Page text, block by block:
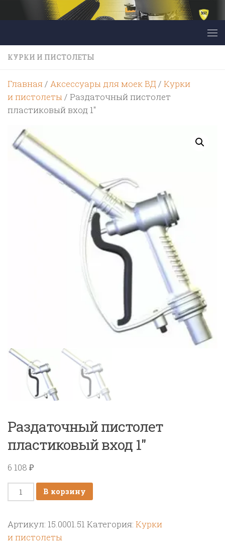
Перейти к содержимому
КУРКИ И ПИСТОЛЕТЫ
Главная/ Аксессуары для моек ВД / Курки
и пистолеты/ Раздаточный пистолет
пластиковый вход 1″
Раздаточный пистолет
пластиковый вход 1″
6 108 ₽
Количество
товара
пистолет
пластиковый
В корзину
Артикул: 15.0001.51 Категория: Курки
и пистолеты